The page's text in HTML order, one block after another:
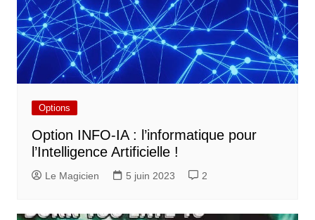
Options
Option INFO-IA : l’informatique pour
l’Intelligence Artificielle !
Le Magicien 5 juin 2023 2